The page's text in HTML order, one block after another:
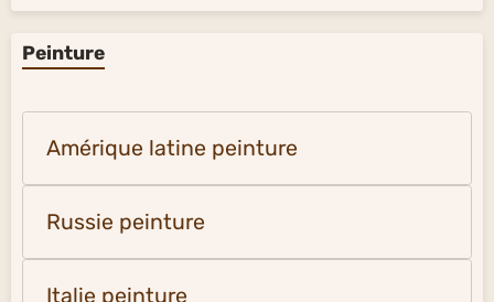
Peinture
Amérique latine peinture
Russie peinture
Italie peinture